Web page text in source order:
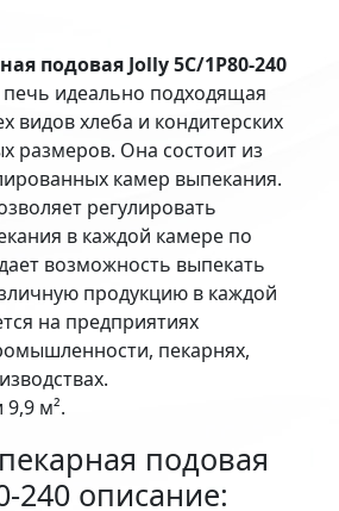
подовая Jolly 5С/1P80-240
печь идеально подходящая
видов хлеба и кондитерских
размеров. Она состоит из
камер выпекания.
регулировать
в каждой камере по
возможность выпекать
продукцию в каждой
на предприятиях
пекарнях,
м².
подовая
240 описание: